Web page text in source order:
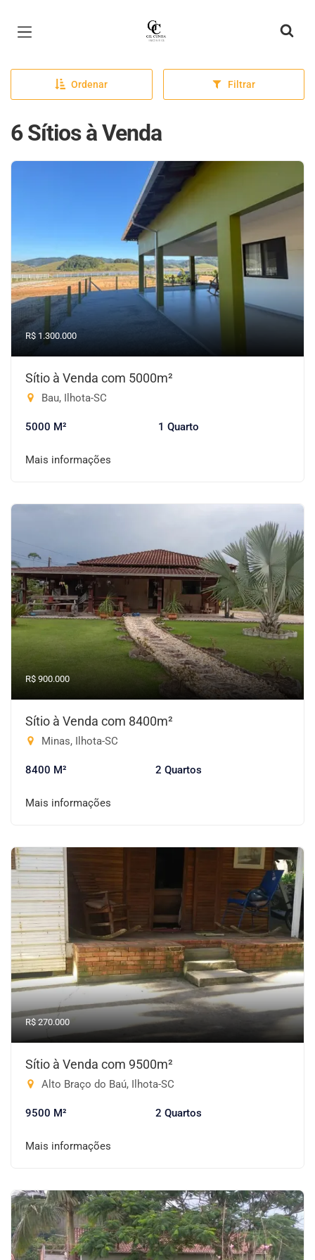
Página inicial
Ordenar Filtrar
6 Sítios à Venda
R$ 1.300.000
Sítio à Venda com 5000m²
Bau, Ilhota-SC
5000 M² 1 Quarto
Mais informações
R$ 900.000
Sítio à Venda com 8400m²
Minas, Ilhota-SC
8400 M² 2 Quartos
Mais informações
R$ 270.000
Sítio à Venda com 9500m²
Alto Braço do Baú, Ilhota-SC
9500 M² 2 Quartos
Mais informações